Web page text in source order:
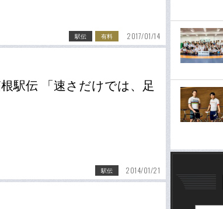
駅伝 有料 2017/01/14
駅伝 「速さだけでは、足
駅伝 2014/01/21